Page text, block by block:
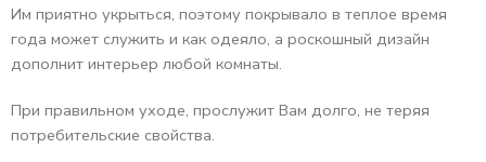
Им приятно укрыться, поэтому покрывало в теплое время
года может служить и как одеяло, а роскошный дизайн
дополнит интерьер любой комнаты.
При правильном уходе, прослужит Вам долго, не теряя
потребительские свойства.